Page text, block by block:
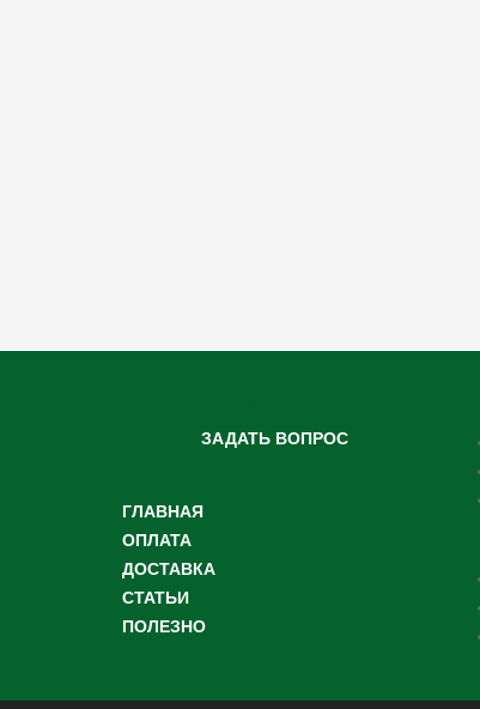
ЗАДАТЬ ВОПРОС
ГЛАВНАЯ
ОПЛАТА
ДОСТАВКА
СТАТЬИ
ПОЛЕЗНО